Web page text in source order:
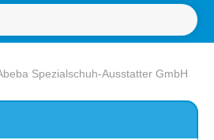
Spezialschuh-Ausstatter GmbH